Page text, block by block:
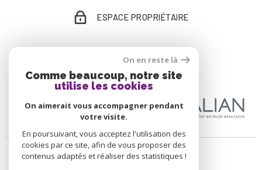
ESPACE PROPRIÉTAIRE
On en reste là
Comme beaucoup, notre site
utilise les cookies
On aimerait vous accompagner pendant
votre visite.
En poursuivant, vous acceptez l'utilisation des
cookies par ce site, afin de vous proposer des
contenus adaptés et réaliser des statistiques !